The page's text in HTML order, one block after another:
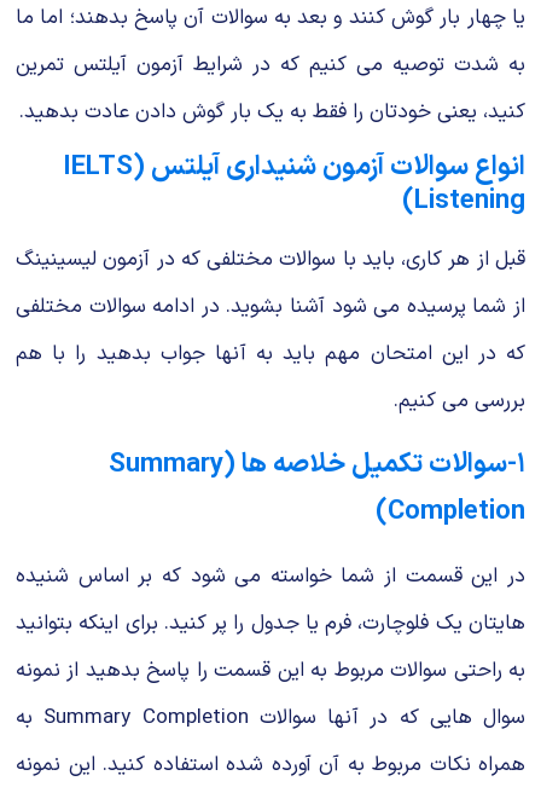
یا چهار بار گوش کنند و بعد به سوالات آن پاسخ بدهند؛ اما ما
به شدت توصیه می کنیم که در شرایط آزمون آیلتس تمرین
کنید، یعنی خودتان را فقط به یک بار گوش دادن عادت بدهید.
انواع سوالات آزمون شنیداری آیلتس (IELTS
Listening)
قبل از هر کاری، باید با سوالات مختلفی که در آزمون لیسینینگ
از شما پرسیده می شود آشنا بشوید. در ادامه سوالات مختلفی
که در این امتحان مهم باید به آنها جواب بدهید را با هم
بررسی می کنیم.
۱-سوالات تکمیل خلاصه ها (Summary
Completion)
در این قسمت از شما خواسته می شود که بر اساس شنیده
هایتان یک فلوچارت، فرم یا جدول را پر کنید. برای اینکه بتوانید
به راحتی سوالات مربوط به این قسمت را پاسخ بدهید از نمونه
سوال هایی که در آنها سوالات Summary Completion به
همراه نکات مربوط به آن آورده شده استفاده کنید. این نمونه